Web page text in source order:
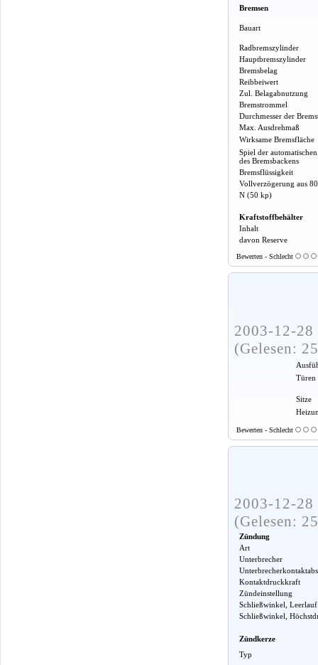
Bremsen
Bauart
Radbremszylinder
Hauptbremszylinder
Bremsbelag
Reibbeiwert
Zul. Belagabnutzung
Bremstrommel
Durchmesser der
Max. Ausdrehmaß
Wirksame Bremsfläche
Spiel der
des Bremsbackens
Bremsflüssigkeit
Vollverzögerung aus
N (50 kp)
Kraftstoffbehälter
Inhalt
davon Reserve
Bewerten - Schlecht
2003-12-
(Gelesen:
Türen
Sitze
Bewerten - Schlecht
2003-12-
(Gelesen:
Zündung
Art
Unterbrecher
Kontaktdruckkraft
Zündeinstellung
Schließwinkel, Leerlauf
Schließwinkel,
Zündkerze
Typ